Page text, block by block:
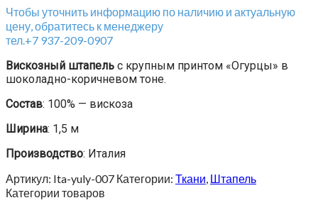
Чтобы уточнить информацию по наличию и актуальную
цену, обратитесь к менеджеру
тел.+7 937-209-0907
Вискозный штапель с крупным принтом «Огурцы» в
шоколадно-коричневом тоне.
Состав: 100% — вискоза
Ширина: 1,5 м
Производство: Италия
Артикул: Ita-yuly-007 Категории: Ткани, Штапель
Категории товаров